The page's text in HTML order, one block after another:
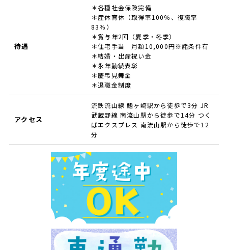
待遇
＊各種社会保険完備
＊産休育休（取得率100％、復職率
83％）
＊賞与年2回（夏季・冬季）
＊住宅手当 月額10,000円※諸条件有
＊結婚・出産祝い金
＊永年勤続表彰
＊慶弔見舞金
＊退職金制度
アクセス
流鉄流山線 鰭ヶ崎駅から徒歩で3分 JR
武蔵野線 南流山駅から徒歩で14分 つく
ばエクスプレス 南流山駅から徒歩で12
分